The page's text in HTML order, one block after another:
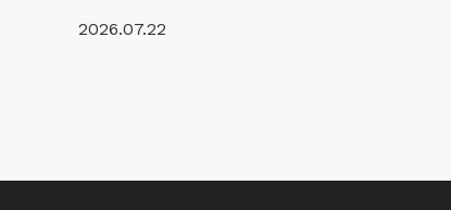
2026.07.22